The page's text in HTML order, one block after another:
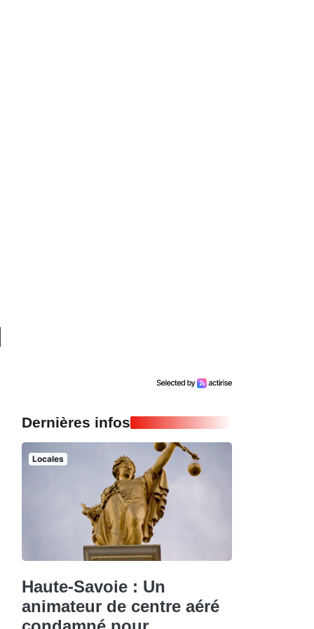
Dernières infos
Locales
Haute-Savoie : Un
animateur de centre aéré